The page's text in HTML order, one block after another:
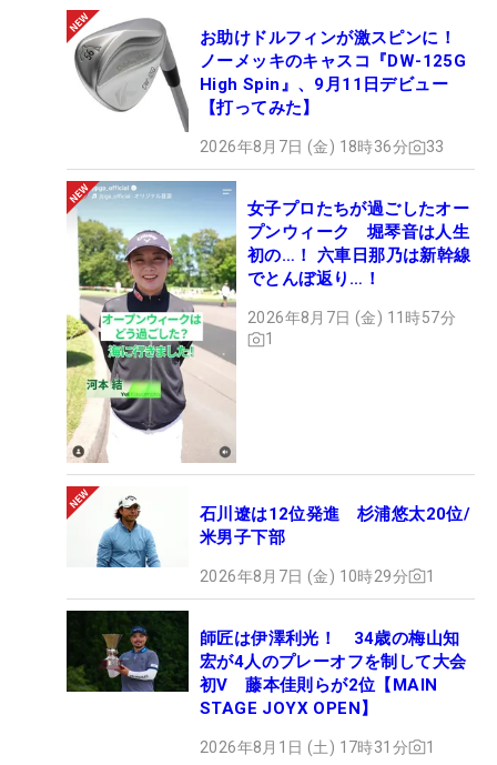
お助けドルフィンが激スピンに！
ノーメッキのキャスコ『DW-125G
High Spin』、9月11日デビュー
【打ってみた】
2026年8月7日 (金) 18時36分 33
女子プロたちが過ごしたオー
プンウィーク 堀琴音は人生
初の…！ 六車日那乃は新幹線
でとんぼ返り…！
2026年8月7日 (金) 11時57分
1
石川遼は12位発進 杉浦悠太20位/
米男子下部
2026年8月7日 (金) 10時29分 1
師匠は伊澤利光！ 34歳の梅山知
宏が4人のプレーオフを制して大会
初V 藤本佳則らが2位【MAIN
STAGE JOYX OPEN】
2026年8月1日 (土) 17時31分 1